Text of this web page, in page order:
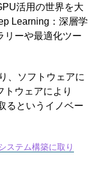
活用の世界を大
Learning：深層学
リーや最適化ツー
、ソフトウェアに
ウェアにより
るというイノベー
ステム構築に取り